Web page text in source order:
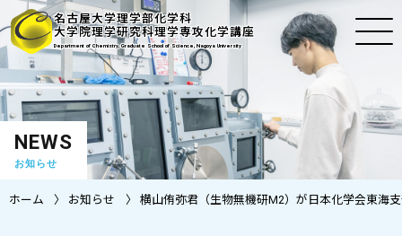
名古屋大学理学部化学科
大学院理学研究科理学専攻化学講座
Department of Chemistry, Graduate School of Science, Nagoya University
NEWS
お知らせ
ホーム お知らせ 横山侑弥君（生物無機研M2）が日本化学会東海